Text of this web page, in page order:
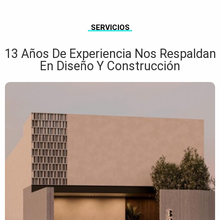
SERVICIOS
13 Años De Experiencia Nos Respaldan
En Diseño Y Construcción